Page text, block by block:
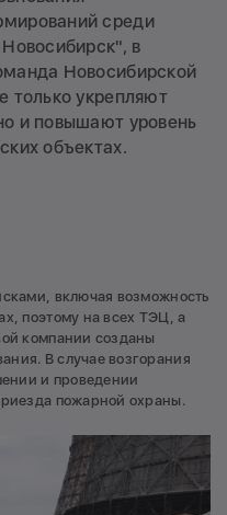
среди
в
Новосибирской
только укрепляют
и повышают уровень
объектах.
включая возможность
поэтому на всех ТЭЦ, а
компании созданы
В случае возгорания
и проведении
пожарной охраны.